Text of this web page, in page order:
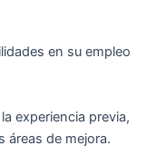
en su empleo
experiencia previa,
áreas de mejora.